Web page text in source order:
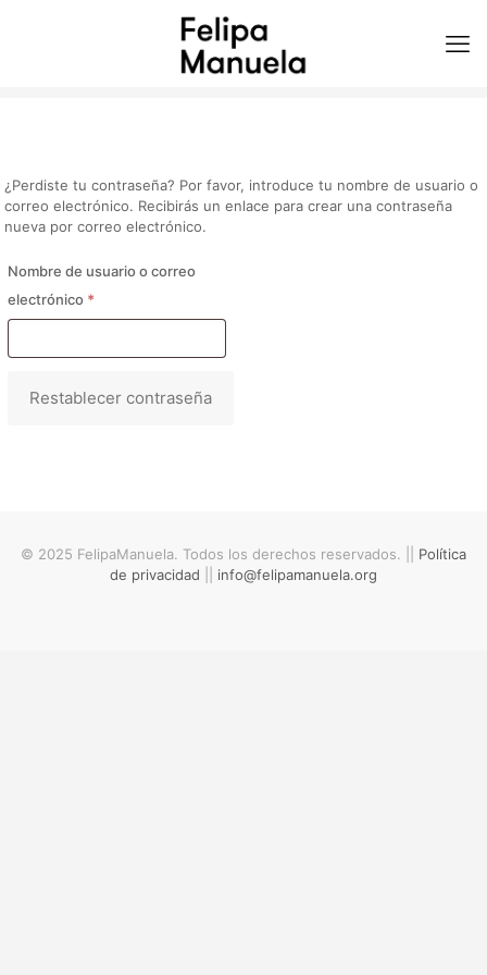
¿Perdiste tu contraseña? Por favor, introduce tu nombre de usuario o
correo electrónico. Recibirás un enlace para crear una contraseña
nueva por correo electrónico.
Nombre de usuario o correo
electrónico *
Restablecer contraseña
© 2025 FelipaManuela. Todos los derechos reservados. || Política
de privacidad
info@felipamanuela.org